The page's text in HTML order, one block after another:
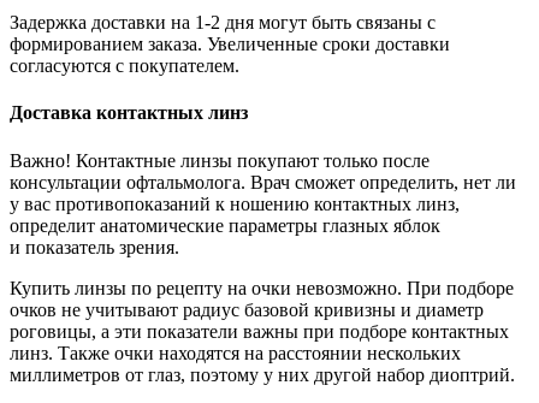
Задержка доставки на 1-2 дня могут быть связаны с
формированием заказа. Увеличенные сроки доставки
согласуются с покупателем.
Доставка контактных линз
Важно! Контактные линзы покупают только после
консультации офтальмолога. Врач сможет определить, нет ли
у вас противопоказаний к ношению контактных линз,
определит анатомические параметры глазных яблок
и показатель зрения.
Купить линзы по рецепту на очки невозможно. При подборе
очков не учитывают радиус базовой кривизны и диаметр
роговицы, а эти показатели важны при подборе контактных
линз. Также очки находятся на расстоянии нескольких
миллиметров от глаз, поэтому у них другой набор диоптрий.